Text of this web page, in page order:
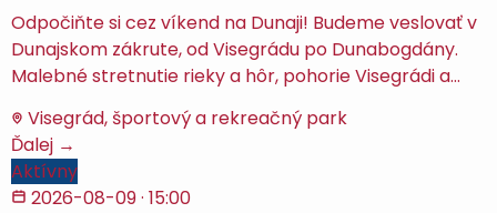
Odpočiňte si cez víkend na Dunaji! Budeme veslovať v
Dunajskom zákrute, od Visegrádu po Dunabogdány.
Malebné stretnutie rieky a hôr, pohorie Visegrádi a…
Visegrád, športový a rekreačný park
Ďalej →
Aktívny
2026-08-09· 15:00